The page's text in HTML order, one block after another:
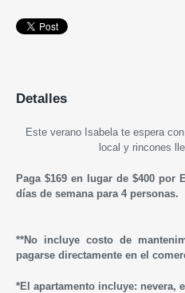
Detalles
Este verano Isabela te espera
local y rincones
Paga $169 en lugar de $400 por
días de semana para 4 personas.
**No incluye costo de
pagarse directamente en el
*El apartamento incluye: nevera,